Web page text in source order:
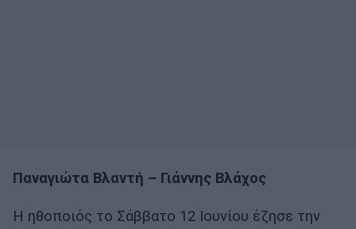
Παναγιώτα Βλαντή – Γιάννης Βλάχος
Η ηθοποιός το Σάββατο 12 Ιουνίου έζησε την